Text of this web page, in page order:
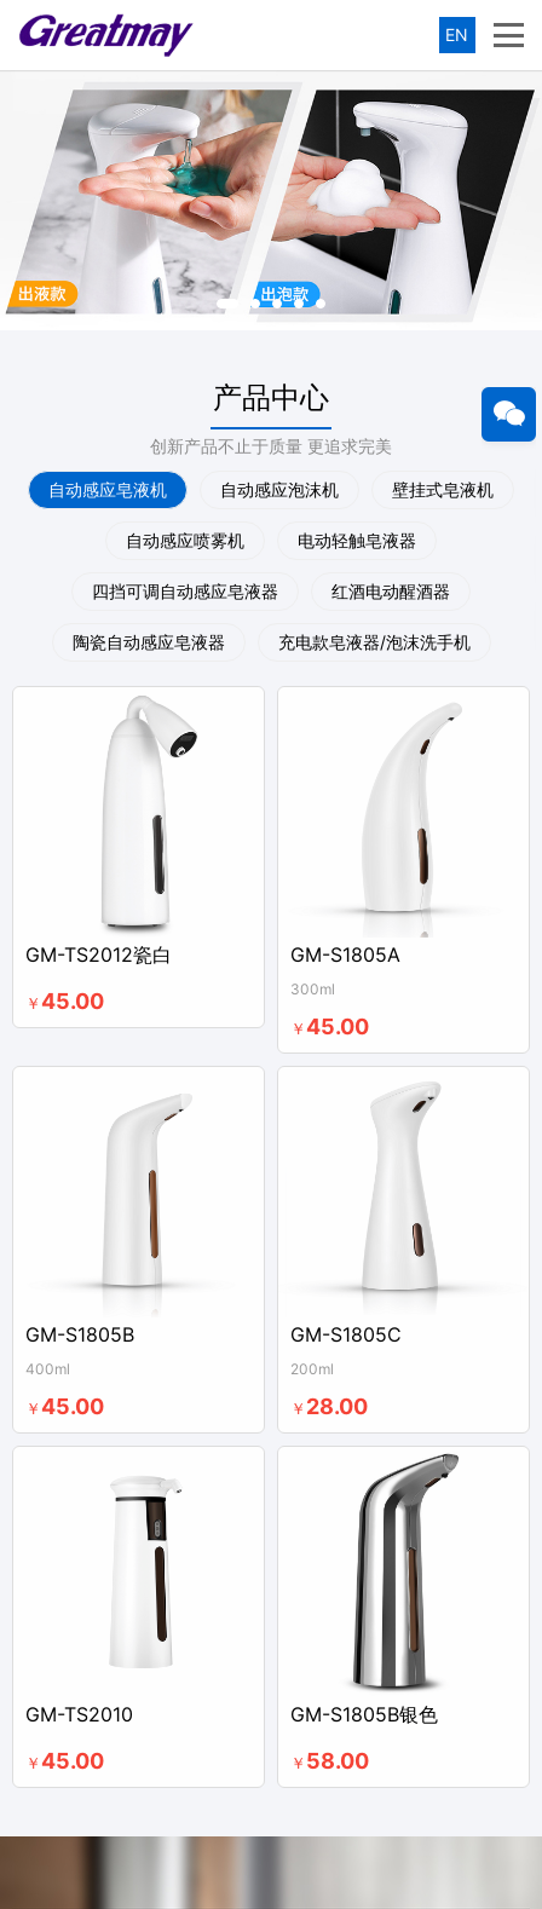
EN
产品中心
创新产品不止于质量 更追求完美
自动感应皂液机 自动感应泡沫机 壁挂式皂液机
自动感应喷雾机 电动轻触皂液器
四挡可调自动感应皂液器 红酒电动醒酒器
陶瓷自动感应皂液器 充电款皂液器/泡沫洗手机
GM-TS2012瓷白
￥ 45.00
GM-S1805A
300ml
￥ 45.00
GM-S1805B
400ml
￥ 45.00
GM-S1805C
200ml
￥ 28.00
GM-TS2010
￥ 45.00
GM-S1805B银色
￥ 58.00